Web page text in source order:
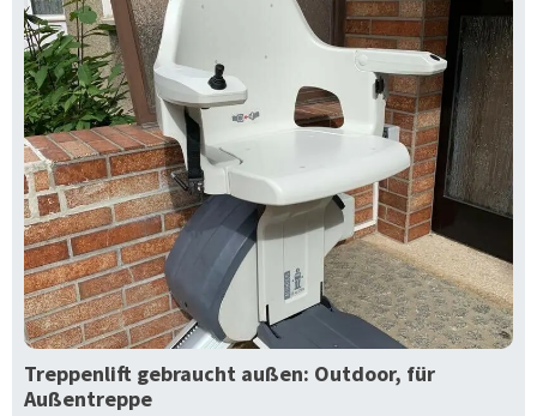
Treppenlift gebraucht außen: Outdoor, für
Außentreppe